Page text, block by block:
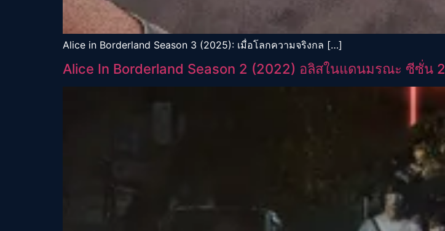
Alice in Borderland Season 3 (2025): เมื่อโลกความจริงกล […]
Alice In Borderland Season 2 (2022) อลิสในแดนมรณะ ซีซั่น 2